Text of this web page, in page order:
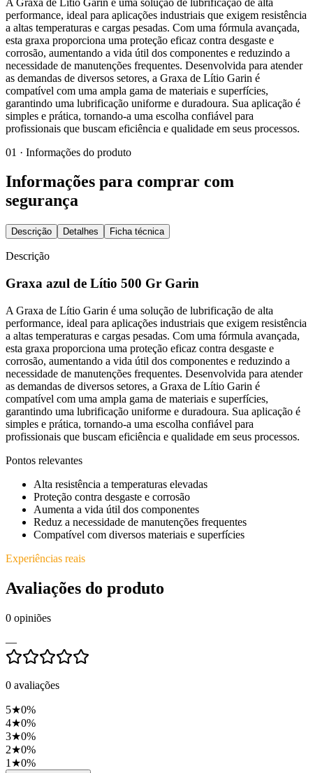
performance, ideal para aplicações industriais que exigem resistência
a altas temperaturas e cargas pesadas. Com uma fórmula avançada,
esta graxa proporciona uma proteção eficaz contra desgaste e
corrosão, aumentando a vida útil dos componentes e reduzindo a
necessidade de manutenções frequentes. Desenvolvida para atender
as demandas de diversos setores, a Graxa de Lítio Garin é
compatível com uma ampla gama de materiais e superfícies,
garantindo uma lubrificação uniforme e duradoura. Sua aplicação é
simples e prática, tornando-a uma escolha confiável para
profissionais que buscam eficiência e qualidade em seus processos.
01 · Informações do produto
Informações para comprar com
segurança
Descrição Detalhes Ficha técnica
Descrição
Graxa azul de Lítio 500 Gr Garin
A Graxa de Lítio Garin é uma solução de lubrificação de alta
performance, ideal para aplicações industriais que exigem resistência
a altas temperaturas e cargas pesadas. Com uma fórmula avançada,
esta graxa proporciona uma proteção eficaz contra desgaste e
corrosão, aumentando a vida útil dos componentes e reduzindo a
necessidade de manutenções frequentes. Desenvolvida para atender
as demandas de diversos setores, a Graxa de Lítio Garin é
compatível com uma ampla gama de materiais e superfícies,
garantindo uma lubrificação uniforme e duradoura. Sua aplicação é
simples e prática, tornando-a uma escolha confiável para
profissionais que buscam eficiência e qualidade em seus processos.
Pontos relevantes
Alta resistência a temperaturas elevadas
Proteção contra desgaste e corrosão
Aumenta a vida útil dos componentes
Reduz a necessidade de manutenções frequentes
Compatível com diversos materiais e superfícies
Experiências reais
Avaliações do produto
0 opiniões
—
0 avaliações
5★0%
4★0%
3★0%
2★0%
1 ★0%